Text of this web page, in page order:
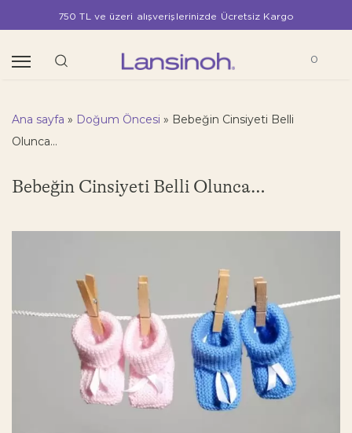
750 TL ve üzeri alışverişlerinizde Ücretsiz Kargo
0
Ana sayfa » Doğum Öncesi » Bebeğin Cinsiyeti Belli
Olunca…
Bebeğin Cinsiyeti Belli Olunca…